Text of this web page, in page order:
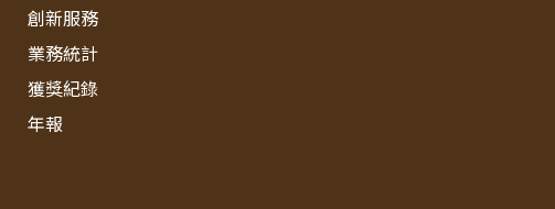
創新服務
業務統計
獲獎紀錄
年報